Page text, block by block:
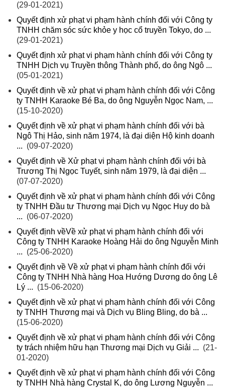
(29-01-2021)
Quyết định xử phạt vi phạm hành chính đối với Công ty
TNHH chăm sóc sức khỏe y học cổ truyền Tokyo, do ...
(29-01-2021)
Quyết định xử phạt vi phạm hành chính đối với Công ty
TNHH Dịch vụ Truyền thông Thành phố, do ông Ngô ...
(05-01-2021)
Quyết định về xử phạt vi phạm hành chính đối với Công
ty TNHH Karaoke Bé Ba, do ông Nguyễn Ngọc Nam, ...
(15-10-2020)
Quyết định về xử phạt vi phạm hành chính đối với bà
Ngô Thị Hảo, sinh năm 1974, là đại diện Hộ kinh doanh
... (09-07-2020)
Quyết định về Xử phạt vi phạm hành chính đối với bà
Trương Thị Ngọc Tuyết, sinh năm 1979, là đại diện ...
(07-07-2020)
Quyết định về xử phạt vi phạm hành chính đối với Công
ty TNHH Đầu tư Thương mại Dịch vụ Ngọc Huy do bà
... (06-07-2020)
Quyết định vềVề xử phạt vi phạm hành chính đối với
Công ty TNHH Karaoke Hoàng Hải do ông Nguyễn Minh
... (25-06-2020)
Quyết định về Về xử phạt vi phạm hành chính đối với
Công ty TNHH Nhà hàng Hoa Hướng Dương do ông Lê
Lý ... (15-06-2020)
Quyết định về xử phạt vi phạm hành chính đối với Công
ty TNHH Thương mại và Dịch vụ Bling Bling, do bà ...
(15-06-2020)
Quyết định về xử phạt vi phạm hành chính đối với Công
ty trách nhiệm hữu hạn Thương mại Dịch vụ Giải ... (21-
01-2020)
Quyết định về xử phạt vi phạm hành chính đối với Công
ty TNHH Nhà hàng Crystal K, do ông Lương Nguyễn ...